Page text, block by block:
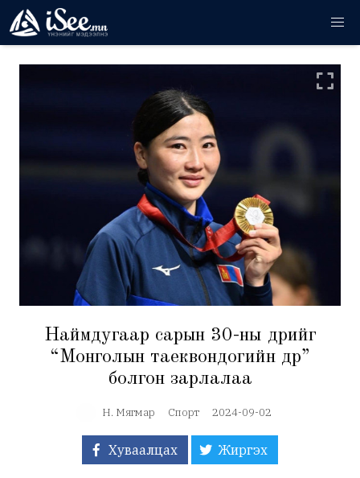
Наймдугаар сарын 30-ны өдрийг
“Монголын таеквондогийн өдөр”
болгон зарлалаа
Н. Мягмар Спорт 2024-09-02
Хуваалцах Жиргэх